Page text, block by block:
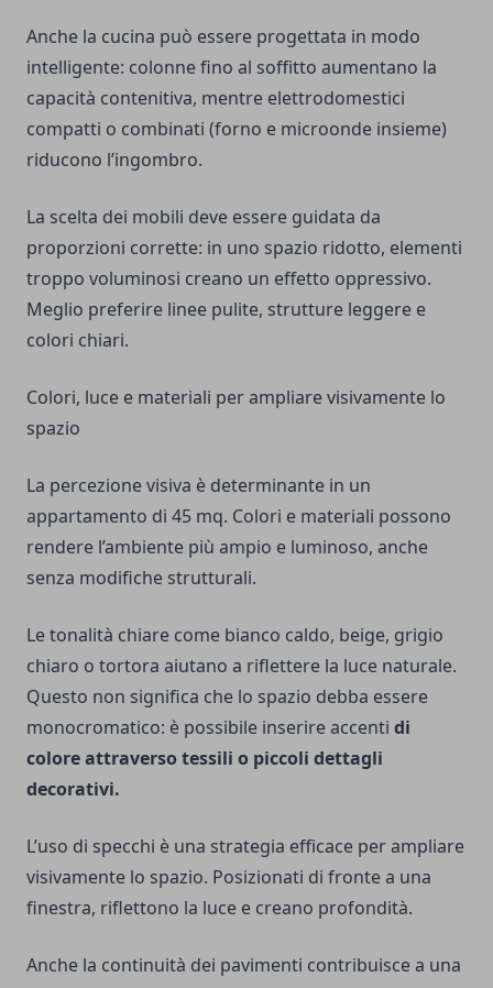
Anche la cucina può essere progettata in modo
intelligente: colonne fino al soffitto aumentano la
capacità contenitiva, mentre elettrodomestici
compatti o combinati (forno e microonde insieme)
riducono l’ingombro.
La scelta dei mobili deve essere guidata da
proporzioni corrette: in uno spazio ridotto, elementi
troppo voluminosi creano un effetto oppressivo.
Meglio preferire linee pulite, strutture leggere e
colori chiari.
Colori, luce e materiali per ampliare visivamente lo
spazio
La percezione visiva è determinante in un
appartamento di 45 mq. Colori e materiali possono
rendere l’ambiente più ampio e luminoso, anche
senza modifiche strutturali.
Le tonalità chiare come bianco caldo, beige, grigio
chiaro o tortora aiutano a riflettere la luce naturale.
Questo non significa che lo spazio debba essere
monocromatico: è possibile inserire accenti di
colore attraverso tessili o piccoli dettagli
decorativi.
L’uso di specchi è una strategia efficace per ampliare
visivamente lo spazio. Posizionati di fronte a una
finestra, riflettono la luce e creano profondità.
Anche la continuità dei pavimenti contribuisce a una